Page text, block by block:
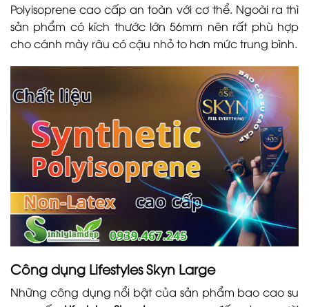
Polyisoprene cao cấp an toàn với cơ thể. Ngoài ra thì
sản phẩm có kích thước lớn 56mm nên rất phù hợp
cho cánh mày râu có cậu nhỏ to hơn mức trung bình.
Công dụng Lifestyles Skyn Large
Những công dụng nổi bật của sản phẩm bao cao su